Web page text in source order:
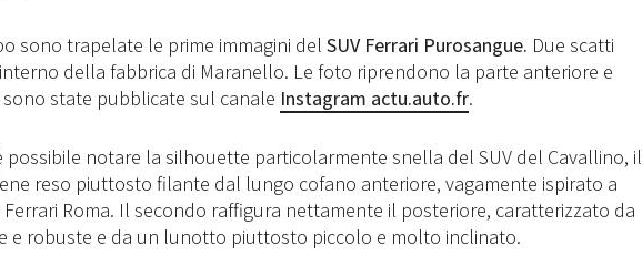
sono trapelate le prime immagini del SUV Ferrari Purosangue. Due scatti
della fabbrica di Maranello. Le foto riprendono la parte anteriore e
state pubblicate sul canale Instagram actu.auto.fr.
possibile notare la silhouette particolarmente snella del SUV del Cavallino, il
reso piuttosto filante dal lungo cofano anteriore, vagamente ispirato a
Roma. Il secondo raffigura nettamente il posteriore, caratterizzato da
e robuste e da un lunotto piuttosto piccolo e molto inclinato.